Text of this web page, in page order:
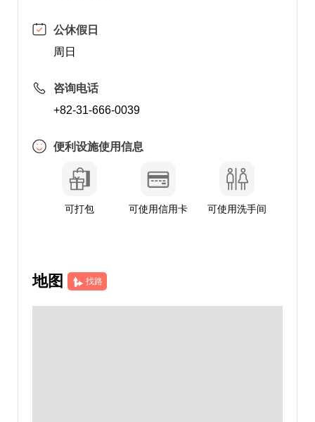
公休假日
周日
咨询电话
+82-31-666-0039
便利设施使用信息
可打包 可使用信用卡 可使用洗手间
地图 找路